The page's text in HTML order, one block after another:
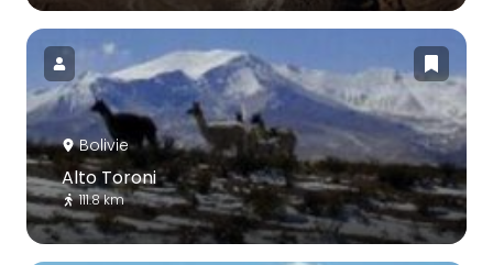
Bolivie
Alto Toroni
111.8 km